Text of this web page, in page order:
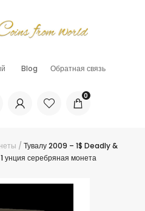
Blog Обратная связь
0
/ Тувалу 2009 – 1$ Deadly &
унция серебряная монета